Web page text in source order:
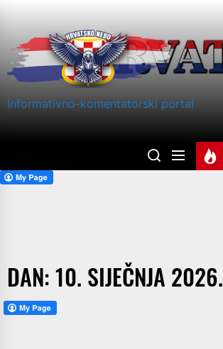
content
Informativno-komentatorski portal
DAN:10. SIJEČNJA 2026.